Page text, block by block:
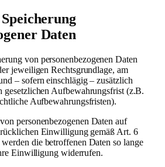
Daten
von personenbezogenen Daten
jeweiligen Rechtsgrundlage, am
– sofern einschlägig – zusätzlich
gesetzlichen Aufbewahrungsfrist (z.B.
Aufbewahrungsfristen).
personenbezogenen Daten auf
Einwilligung gemäß Art. 6
die betroffenen Daten so lange
Einwilligung widerrufen.